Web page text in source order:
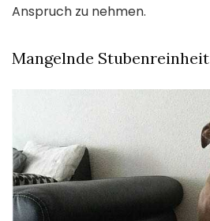
Anspruch zu nehmen.
Mangelnde Stubenreinheit